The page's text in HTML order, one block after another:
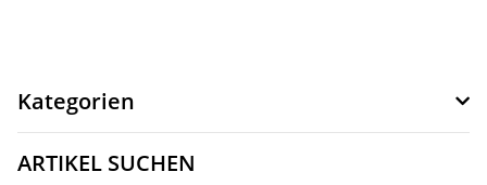
Kategorien
ARTIKEL SUCHEN